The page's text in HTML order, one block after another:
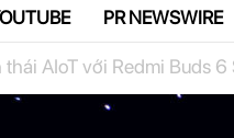
PR NEWSWIRE
AIoT với Redmi Buds 6